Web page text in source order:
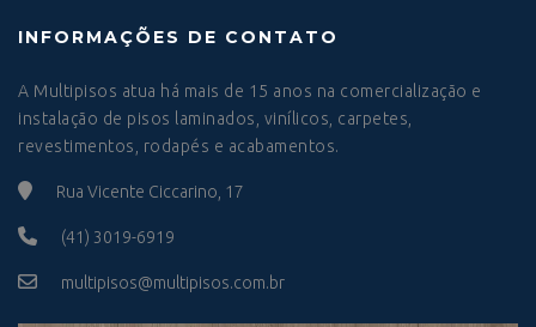
INFORMAÇÕES DE CONTATO
A Multipisos atua há mais de 15 anos na comercialização e
instalação de pisos laminados, vinílicos, carpetes,
revestimentos, rodapés e acabamentos.
Rua Vicente Ciccarino, 17
(41) 3019-6919
multipisos@multipisos.com.br